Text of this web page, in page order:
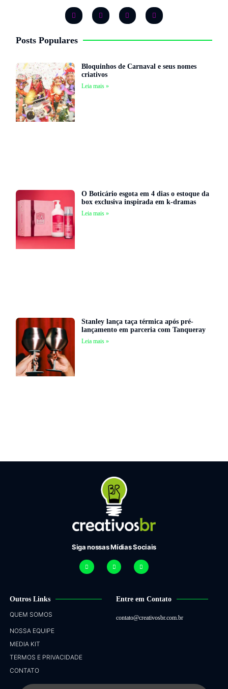
Posts Populares
Bloquinhos de Carnaval e seus nomes
criativos
Leia mais »
O Boticário esgota em 4 dias o estoque da
box exclusiva inspirada em k-dramas
Leia mais »
Stanley lança taça térmica após pré-
lançamento em parceria com Tanqueray
Leia mais »
Siga nossas Mídias Sociais
Outros Links
QUEM SOMOS
NOSSA EQUIPE
MEDIA KIT
TERMOS E PRIVACIDADE
CONTATO
Entre em Contato
contato@creativosbr.com.br